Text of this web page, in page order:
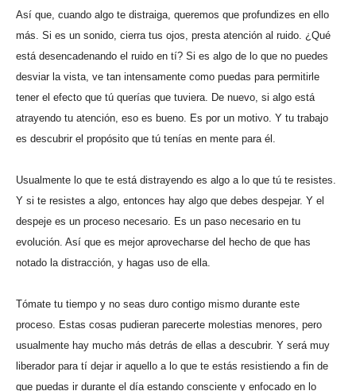
Así que, cuando algo te distraiga, queremos que profundizes en ello
más. Si es un sonido, cierra tus ojos, presta atención al ruido. ¿Qué
está desencadenando el ruido en tí? Si es algo de lo que no puedes
desviar la vista, ve tan intensamente como puedas para permitirle
tener el efecto que tú querías que tuviera. De nuevo, si algo está
atrayendo tu atención, eso es bueno. Es por un motivo. Y tu trabajo
es descubrir el propósito que tú tenías en mente para él.
Usualmente lo que te está distrayendo es algo a lo que tú te resistes.
Y si te resistes a algo, entonces hay algo que debes despejar. Y el
despeje es un proceso necesario. Es un paso necesario en tu
evolución. Así que es mejor aprovecharse del hecho de que has
notado la distracción, y hagas uso de ella.
Tómate tu tiempo y no seas duro contigo mismo durante este
proceso. Estas cosas pudieran parecerte molestias menores, pero
usualmente hay mucho más detrás de ellas a descubrir. Y será muy
liberador para tí dejar ir aquello a lo que te estás resistiendo a fin de
que puedas ir durante el día estando consciente y enfocado en lo